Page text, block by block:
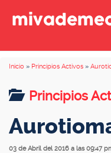
Inicio » Principios Activos »
Principios
03 de Abril del 2016 a las 09:47